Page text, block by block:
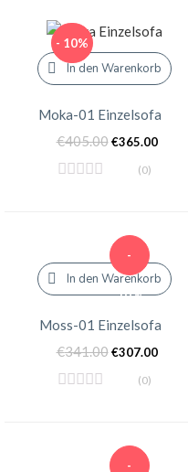
- 10%
In den Warenkorb
Moka-01 Einzelsofa
€405.00 €365.00
(0)
-
10%
In den Warenkorb
Moss-01 Einzelsofa
€341.00 €307.00
(0)
-